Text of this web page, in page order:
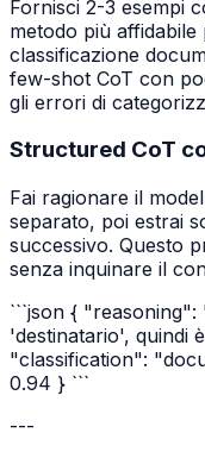
Fornisci 2-3 esempi
metodo più affidabile
classificazione
few-shot CoT con
gli errori di
Structured CoT
Fai ragionare il
separato, poi estrai
successivo. Questo
senza inquinare il
```json {
'destinatario', quindi
"classification":
0.94 } ```
---